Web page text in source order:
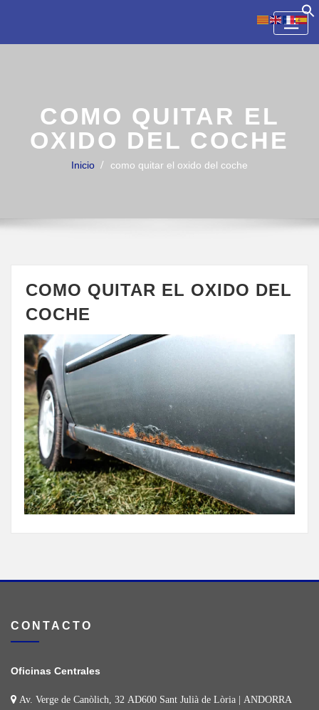
content
COMO QUITAR EL
OXIDO DEL COCHE
Inicio como quitar el oxido del coche
COMO QUITAR EL OXIDO DEL
COCHE
CONTACTO
Oficinas Centrales
Av. Verge de Canòlich, 32 AD600 Sant Julià de Lòria | ANDORRA